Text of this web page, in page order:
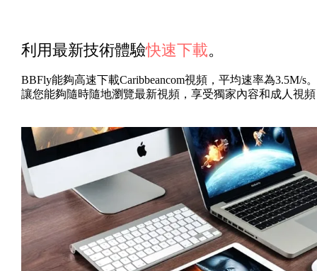
利用最新技術體驗快速下載。
BBFly能夠高速下載Caribbeancom視頻，平均速率為3.5M/s。
讓您能夠隨時隨地瀏覽最新視頻，享受獨家內容和成人視